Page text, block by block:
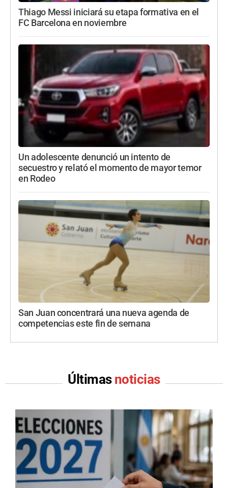
Thiago Messi iniciará su etapa formativa en el
FC Barcelona en noviembre
Un adolescente denunció un intento de
secuestro y relató el momento de mayor temor
en Rodeo
San Juan concentrará una nueva agenda de
competencias este fin de semana
Últimas noticias